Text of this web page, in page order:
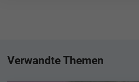
Verwandte Themen